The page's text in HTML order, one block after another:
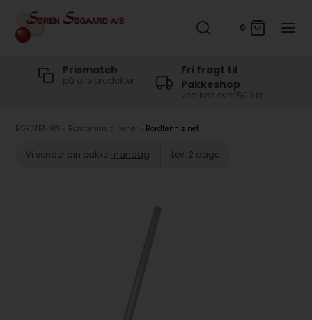
0
Prismatch
på alle produkter
Fri fragt til
Pakkeshop
ved køb over 500 kr
BORDTENNIS Bordtennis tilbehør Bordtennis net
Vi sender din pakke mandag Lev. 2 dage